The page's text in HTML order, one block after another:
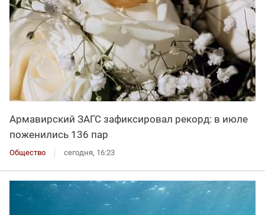
Армавирский ЗАГС зафиксировал рекорд: в июле
поженились 136 пар
Общество сегодня, 16:23